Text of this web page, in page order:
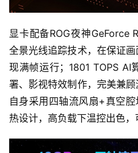
机
戏
休
闲
游
戏
显卡配备ROG夜神GeForce
全景光线追踪技术，在保证
现满帧运行；1801 TOPS AI
署、影视特效制作，完美兼
自身采用四轴流风扇+真空
热设计，高负载下温控出色，